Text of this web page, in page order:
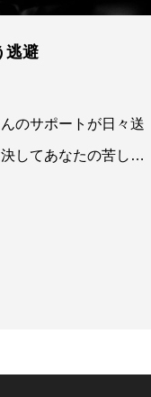
逃避
のサポートが日々送
してあなたの苦しい
ありません。けれ